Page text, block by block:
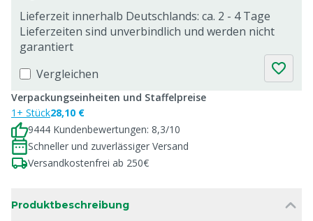
Lieferzeit innerhalb Deutschlands: ca. 2 - 4 Tage
Lieferzeiten sind unverbindlich und werden nicht
garantiert
Vergleichen
Verpackungseinheiten und Staffelpreise
1+ Stück28,10 €
9444 Kundenbewertungen: 8,3/10
Schneller und zuverlässiger Versand
Versandkostenfrei ab 250€
Produktbeschreibung